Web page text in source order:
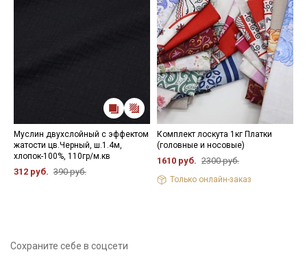
Муслин двухслойный с эффектом
жатости цв.Черный, ш.1.4м,
хлопок-100%, 110гр/м.кв
312 руб. 390 руб.
Комплект лоскута 1кг Платки
(головные и носовые)
1610 руб. 2300 руб.
Только онлайн-заказ
Сохраните себе в соцсети